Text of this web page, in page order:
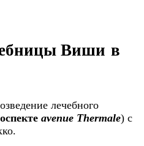
Виши в
лечебного
avenue Thermale) с